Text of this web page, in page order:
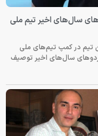
سال‌های اخیر تیم ملی
تیم در کمپ تیم‌های ملی
سال‌های اخیر توصیف